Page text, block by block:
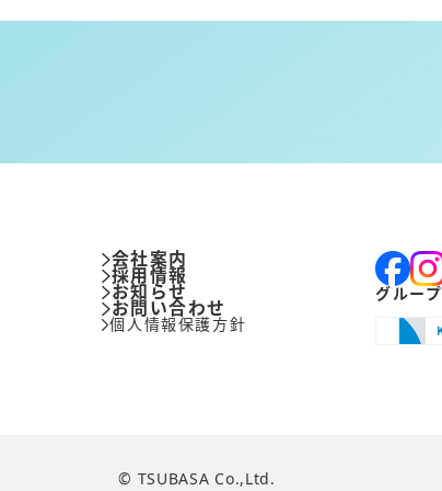
会社案内
採用情報
お知らせ
お問い合わせ
個人情報保護方針
グルー
© TSUBASA Co.,Ltd.